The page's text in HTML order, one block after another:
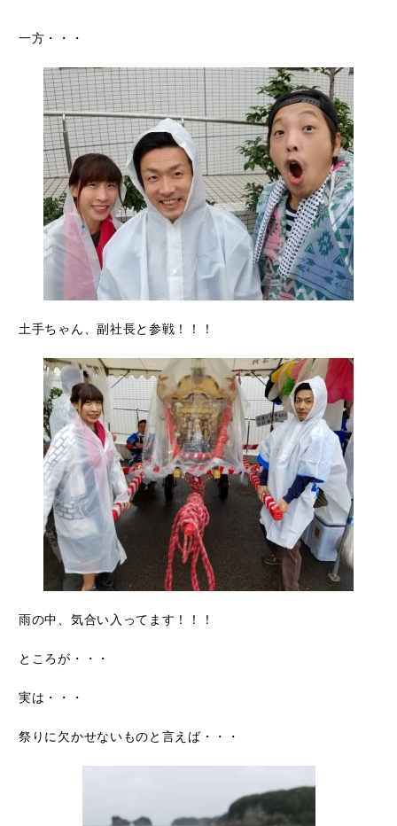
一方・・・
土手ちゃん、副社長と参戦！！！
雨の中、気合い入ってます！！！
ところが・・・
実は・・・
祭りに欠かせないものと言えば・・・